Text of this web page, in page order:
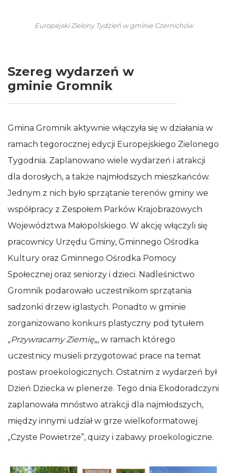
Europejski Zielony Tydzień w gminie Czernichów
Szereg wydarzeń w
gminie Gromnik
Gmina Gromnik aktywnie włączyła się w działania w
ramach tegorocznej edycji Europejskiego Zielonego
Tygodnia. Zaplanowano wiele wydarzeń i atrakcji
dla dorosłych, a także najmłodszych mieszkańców.
Jednym z nich było sprzątanie terenów gminy we
współpracy z Zespołem Parków Krajobrazowych
Województwa Małopolskiego. W akcję włączyli się
pracownicy Urzędu Gminy, Gminnego Ośrodka
Kultury oraz Gminnego Ośrodka Pomocy
Społecznej oraz seniorzy i dzieci. Nadleśnictwo
Gromnik podarowało uczestnikom sprzątania
sadzonki drzew iglastych. Ponadto w gminie
zorganizowano konkurs plastyczny pod tytułem
„Przywracamy Ziemię„, w ramach którego
uczestnicy musieli przygotować prace na temat
postaw proekologicznych. Ostatnim z wydarzeń był
Dzień Dziecka w plenerze. Tego dnia Ekodoradczyni
zaplanowała mnóstwo atrakcji dla najmłodszych,
między innymi udział w grze wielkoformatowej
„Czyste Powietrze”, quizy i zabawy proekologiczne.